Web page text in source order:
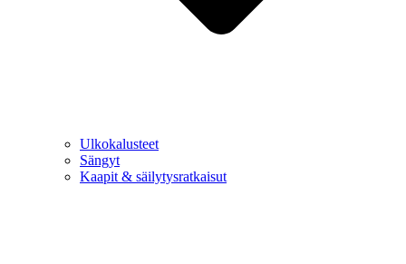
Ulkokalusteet
Sängyt
Kaapit & säilytysratkaisut